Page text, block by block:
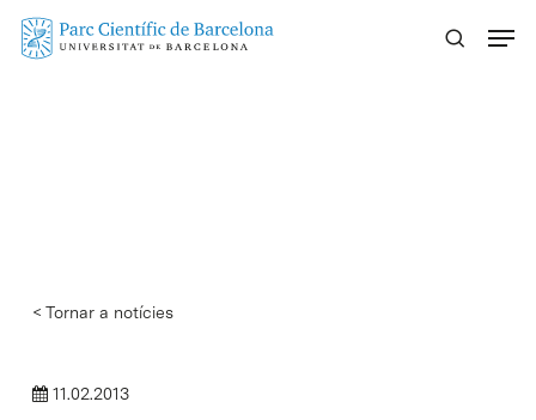
Skip
< Tornar a notícies
11.02.2013